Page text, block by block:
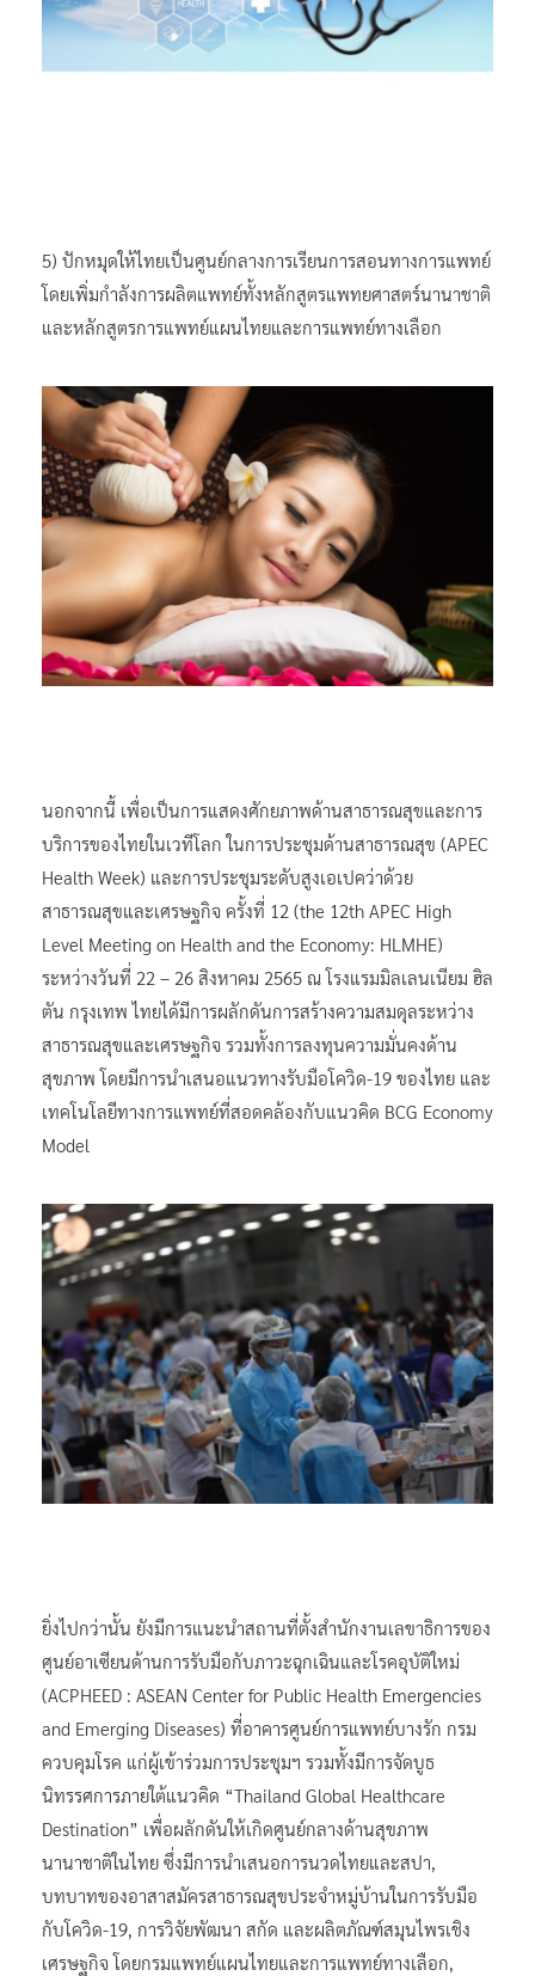
5) ปักหมุดให้ไทยเป็นศูนย์กลางการเรียนการสอนทางการแพทย์
โดยเพิ่มกำลังการผลิตแพทย์ทั้งหลักสูตรแพทยศาสตร์นานาชาติ
และหลักสูตรการแพทย์แผนไทยและการแพทย์ทางเลือก
นอกจากนี้ เพื่อเป็นการแสดงศักยภาพด้านสาธารณสุขและการ
บริการของไทยในเวทีโลก ในการประชุมด้านสาธารณสุข (APEC
Health Week) และการประชุมระดับสูงเอเปคว่าด้วย
สาธารณสุขและเศรษฐกิจ ครั้งที่ 12 (the 12th APEC High
Level Meeting on Health and the Economy: HLMHE)
ระหว่างวันที่ 22 – 26 สิงหาคม 2565 ณ โรงแรมมิลเลนเนียม ฮิล
ตัน กรุงเทพ ไทยได้มีการผลักดันการสร้างความสมดุลระหว่าง
สาธารณสุขและเศรษฐกิจ รวมทั้งการลงทุนความมั่นคงด้าน
สุขภาพ โดยมีการนำเสนอแนวทางรับมือโควิด-19 ของไทย และ
เทคโนโลยีทางการแพทย์ที่สอดคล้องกับแนวคิด BCG Economy
Model
ยิ่งไปกว่านั้น ยังมีการแนะนำสถานที่ตั้งสำนักงานเลขาธิการของ
ศูนย์อาเซียนด้านการรับมือกับภาวะฉุกเฉินและโรคอุบัติใหม่
(ACPHEED : ASEAN Center for Public Health Emergencies
and Emerging Diseases) ที่อาคารศูนย์การแพทย์บางรัก กรม
ควบคุมโรค แก่ผู้เข้าร่วมการประชุมฯ รวมทั้งมีการจัดบูธ
นิทรรศการภายใต้แนวคิด “Thailand Global Healthcare
Destination” เพื่อผลักดันให้เกิดศูนย์กลางด้านสุขภาพ
นานาชาติในไทย ซึ่งมีการนำเสนอการนวดไทยและสปา,
บทบาทของอาสาสมัครสาธารณสุขประจำหมู่บ้านในการรับมือ
กับโควิด-19, การวิจัยพัฒนา สกัด และผลิตภัณฑ์สมุนไพรเชิง
เศรษฐกิจ โดยกรมแพทย์แผนไทยและการแพทย์ทางเลือก,